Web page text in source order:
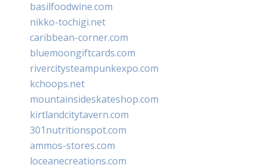
basilfoodwine.com
nikko-tochigi.net
caribbean-corner.com
bluemoongiftcards.com
rivercitysteampunkexpo.com
kchoops.net
mountainsideskateshop.com
kirtlandcitytavern.com
301nutritionspot.com
ammos-stores.com
loceanecreations.com